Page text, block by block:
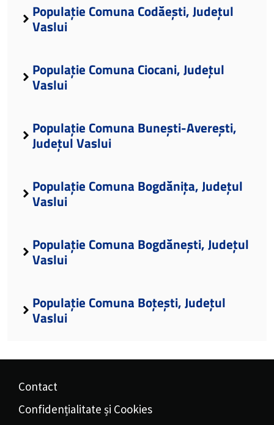
Populație Comuna Codăești, Județul
Vaslui
Populație Comuna Ciocani, Județul
Vaslui
Populație Comuna Bunești-Averești,
Județul Vaslui
Populație Comuna Bogdănița, Județul
Vaslui
Populație Comuna Bogdănești, Județul
Vaslui
Populație Comuna Boțești, Județul
Vaslui
Contact
Confidențialitate și Cookies